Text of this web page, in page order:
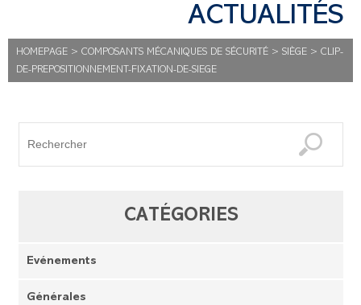
ACTUALITÉS
HOMEPAGE > COMPOSANTS MÉCANIQUES DE SÉCURITÉ > SIÈGE > CLIP-
DE-PREPOSITIONNEMENT-FIXATION-DE-SIEGE
CATÉGORIES
Evénements
Générales